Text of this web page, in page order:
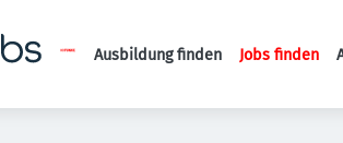
Ausbildung finden Jobs finden